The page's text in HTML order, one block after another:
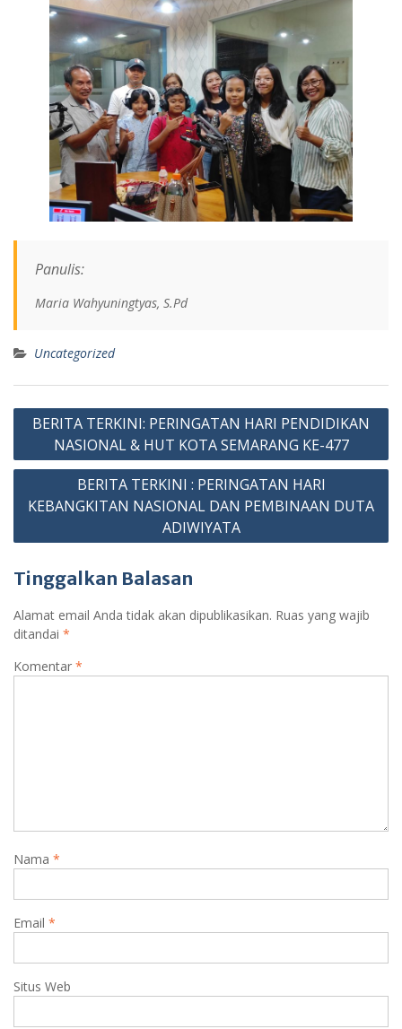
Panulis:
Maria Wahyuningtyas, S.Pd
Uncategorized
Navigasi
BERITA TERKINI: PERINGATAN HARI PENDIDIKAN
NASIONAL & HUT KOTA SEMARANG KE-477
BERITA TERKINI : PERINGATAN HARI
KEBANGKITAN NASIONAL DAN PEMBINAAN DUTA
ADIWIYATA
Tinggalkan Balasan
Alamat email Anda tidak akan dipublikasikan. Ruas yang wajib
ditandai *
Komentar *
Nama *
Email *
Situs Web